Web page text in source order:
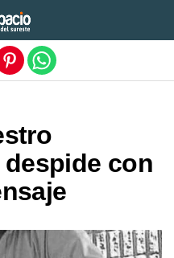
con
móvil